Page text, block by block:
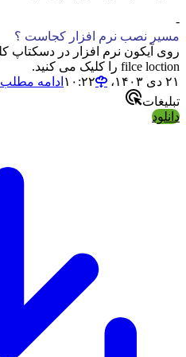
-
مسیر نصب نرم افزار کجاست ؟
filce loction را کلیک می کنید.
۲۱ دی ۱۴۰۳،‏ ۱۰:۲۲
ادامه مطلب
تبلیغات
دانلود